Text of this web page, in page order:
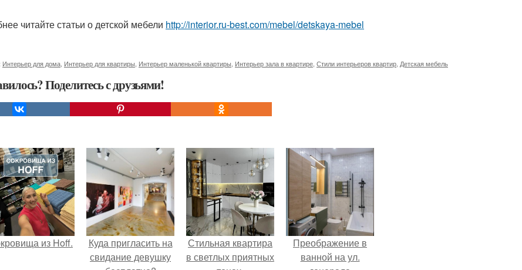
читайте статьи о детской мебели http://interior.ru-best.com/mebel/detskaya-mebel
Интерьер для дома Интерьер для квартиры Интерьер маленькой квартиры Интерьер зала в квартире Стили интерьеров квартир Детская мебель
Поделитесь с друзьями!
из Hoff.
Куда пригласить на
свидание девушку
Стильная квартира
в светлых приятных
Преображение в
ванной на ул.